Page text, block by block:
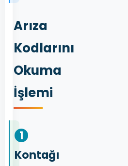
Arıza
Kodlarını
Okuma
İşlemi
1
Kontağı